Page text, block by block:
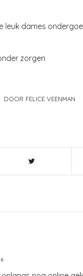
leuk dames
zorgen
DOOR FELICE VEENMAN